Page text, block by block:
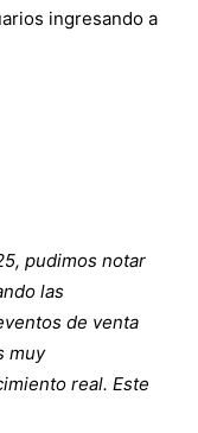
ingresando a
pudimos notar
las
de venta
muy
real. Este